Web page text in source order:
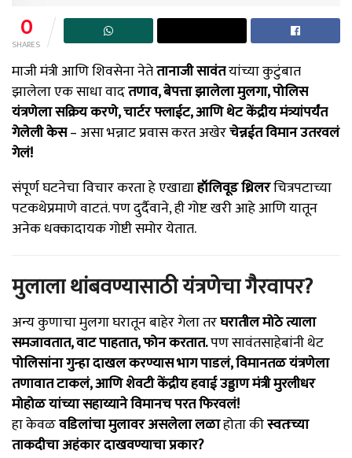
0
SHARES
माजी मंत्री आणि शिवसेना नेतेतानाजी सावंतयांच्या कुटुंबात
झालेला एक साधा वादतणाव, बेपत्ता झालेला मुलगा, पोलिस
यंत्रणेला सक्रिय करणे, चार्टर फ्लाईट, आणि थेट केंद्रीय मंत्र्यांपर्यंत
गेलेली केस– असा भन्नाट प्रवास करत अखेरचेन्नईत विमान उतरवलं
गेलं!
संपूर्ण घटनेचा विचार करता हे एखाद्याहॉलिवूड थ्रिलरचित्रपटाच्या
पटकथेप्रमाणे वाटतं. पण दुर्दैवाने, ही गोष्ट खरी आहे आणि यातून
अनेक धक्कादायक गोष्टी समोर येतात.
मुलाला थांबवण्यासाठी यंत्रणेचा गैरवापर?
अन्य कुणाचा मुलगा घरातून बाहेर गेला तरघरातील मोठे त्याला
समजावतात, वाट पाहतात, फोन करतात.पण सावंतसाहेबांनी थेट
पोलिसांना गुन्हा दाखल करण्यास भाग पाडलं, विमानतळ यंत्रणेला
तणावात टाकलं, आणि शेवटी केंद्रीय हवाई उड्डाण मंत्री मुरलीधर
मोहोळ यांच्या सहाय्याने विमानच परत फिरवलं!
हा केवळवडिलांचा मुलावर असलेला लळाहोता कीस्वतःच्या
ताकदीचा अहंकार दाखवण्याचा प्रकार?